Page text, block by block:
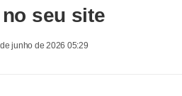
seu site
junho de 2026 05:29